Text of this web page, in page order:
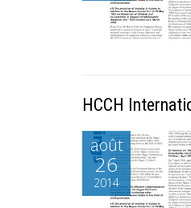
HCCH
août
26
2014